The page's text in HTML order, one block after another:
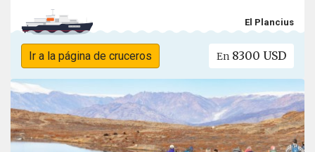
El Plancius
Ir a la página de cruceros En 8300 USD